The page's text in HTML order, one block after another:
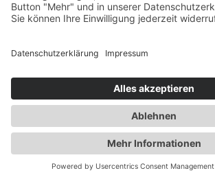
Zum Beitrag
ist das Portal der
Deutschland. Denn Gesundheit ist
PraxissucheHausärztliche Praxen
HZV
GesundheitsinformationenKontakt
ImpressumDatenschutz
Einstellungen